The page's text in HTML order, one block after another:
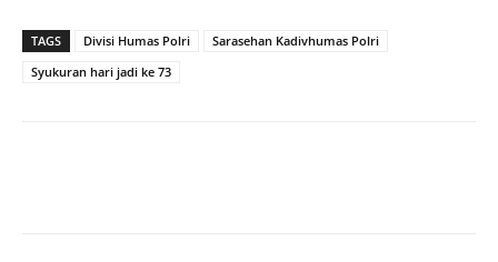
ts
A
gr
a
bo tte re
TAGS Divisi Humas Polri
Sarasehan Kadivhumas Polri
Syukuran hari jadi ke 73